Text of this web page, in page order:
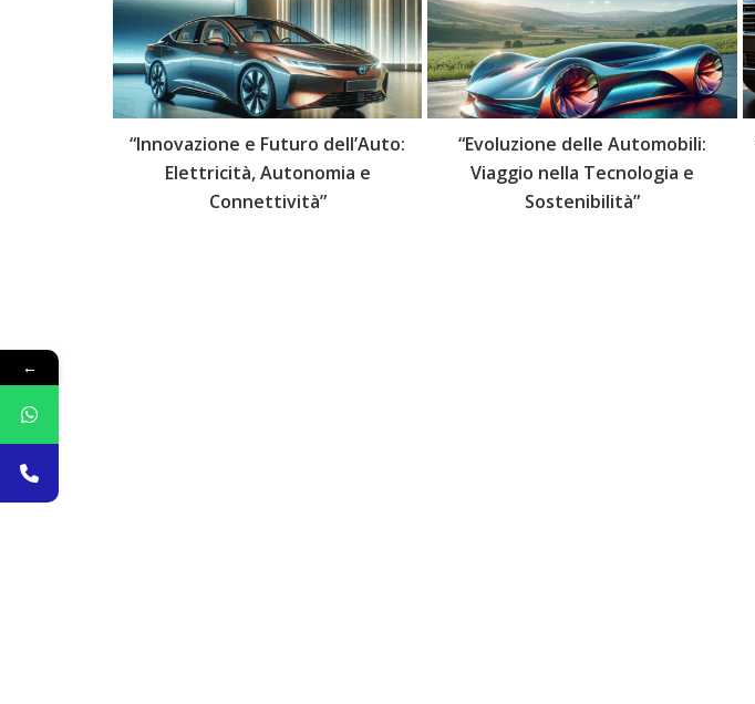
“Innovazione e Futuro dell’Auto:
Elettricità, Autonomia e
Connettività”
“Evoluzione delle Automobili:
Viaggio nella Tecnologia e
Sostenibilità”
←